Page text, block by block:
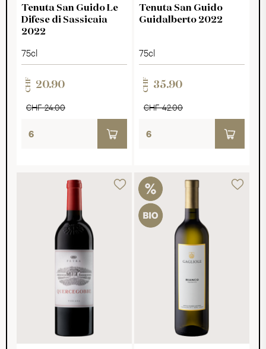
Tenuta San Guido Le
Difese di Sassicaia
2022
75cl
CHF 20.90
CHF 24.00
Tenuta San Guido
Guidalberto 2022
75cl
CHF 35.90
CHF 42.00